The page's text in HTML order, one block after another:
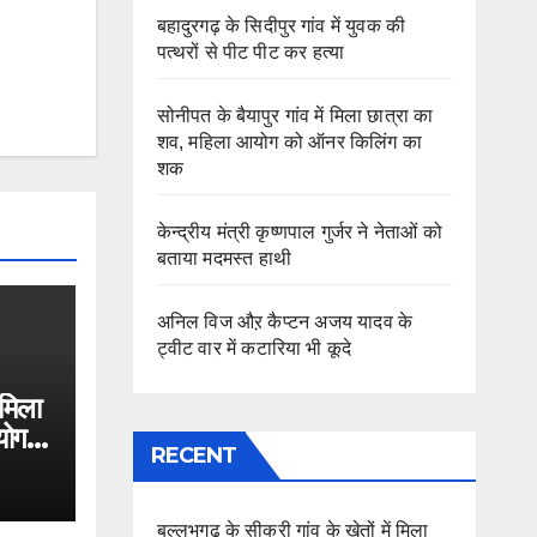
बहादुरगढ़ के सिदीपुर गांव में युवक की
पत्थरों से पीट पीट कर हत्या
सोनीपत के बैयापुर गांव में मिला छात्रा का
शव, महिला आयोग को ऑनर किलिंग का
शक
केन्द्रीय मंत्री कृष्णपाल गुर्जर ने नेताओं को
बताया मदमस्त हाथी
अनिल विज औऱ कैप्टन अजय यादव के
ट्वीट वार में कटारिया भी कूदे
RECENT
बल्लभगढ़ के सीकरी गांव के खेतों में मिला